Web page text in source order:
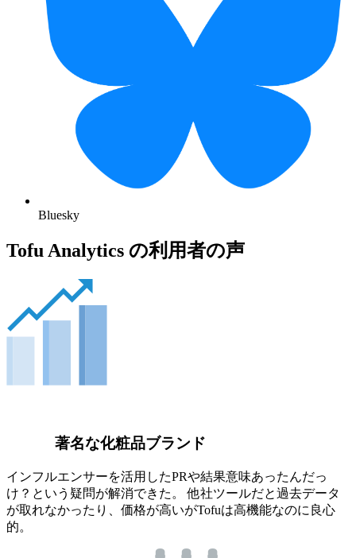
Bluesky
Tofu Analytics の利用者の声
著名な化粧品ブランド
インフルエンサーを活用したPRや結果意味あったんだっ
け？という疑問が解消できた。 他社ツールだと過去データ
が取れなかったり、価格が高いがTofuは高機能なのに良心
的。